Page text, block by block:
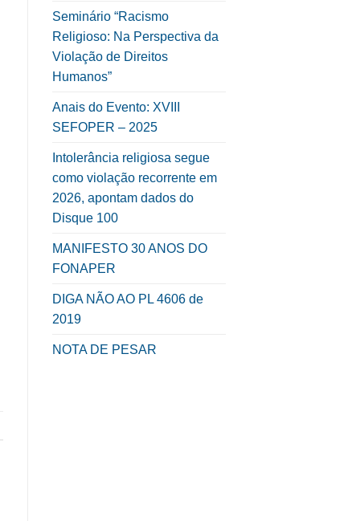
Seminário “Racismo
Religioso: Na Perspectiva da
Violação de Direitos
Humanos”
Anais do Evento: XVIII
SEFOPER – 2025
Intolerância religiosa segue
como violação recorrente em
2026, apontam dados do
Disque 100
MANIFESTO 30 ANOS DO
FONAPER
DIGA NÃO AO PL 4606 de
2019
NOTA DE PESAR